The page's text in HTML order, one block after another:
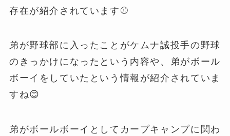
存在が紹介されています⚾️
弟が野球部に入ったことがケムナ誠投手の野球
のきっかけになったという内容や、弟がボール
ボーイをしていたという情報が紹介されていま
すね😊
弟がボールボーイとしてカープキャンプに関わ